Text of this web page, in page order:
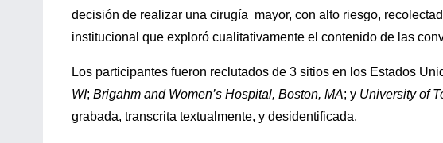
decisión de realizar una cirugía mayor, con alto riesgo,
institucional que exploró cualitativamente el contenido de las
Los participantes fueron reclutados de 3 sitios en los Estados
WI; Brigahm and Women’s Hospital, Boston, MA; y University of
grabada, transcrita textualmente, y desidentificada.